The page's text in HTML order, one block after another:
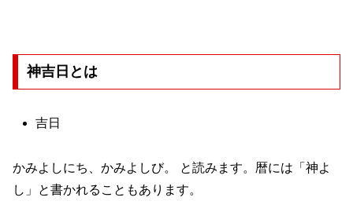
神吉日とは
吉日
かみよしにち、かみよしび。 と読みます。暦には「神よ
し」と書かれることもあります。